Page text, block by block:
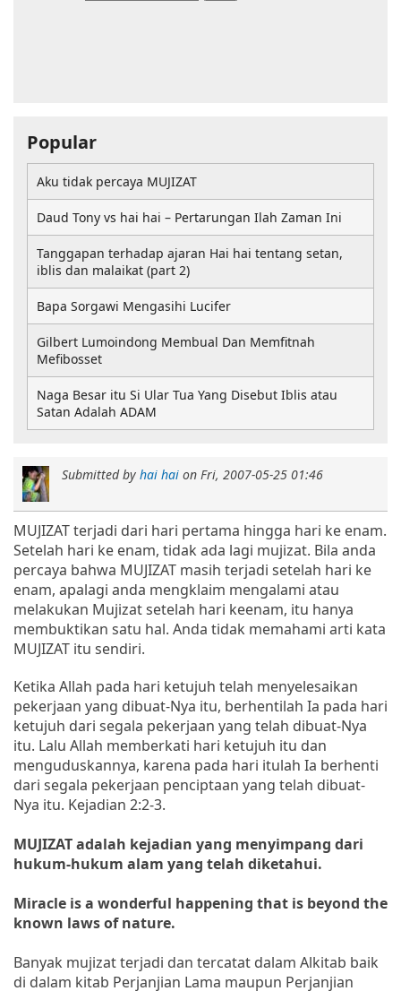
Submitted by hai hai on Fri, 2007-05-25 01:46
MUJIZAT terjadi dari hari pertama hingga hari ke enam.
Setelah hari ke enam, tidak ada lagi mujizat. Bila anda
percaya bahwa MUJIZAT masih terjadi setelah hari ke
enam, apalagi anda mengklaim mengalami atau
melakukan Mujizat setelah hari keenam, itu hanya
membuktikan satu hal. Anda tidak memahami arti kata
MUJIZAT itu sendiri.
Ketika Allah pada hari ketujuh telah menyelesaikan
pekerjaan yang dibuat-Nya itu, berhentilah Ia pada hari
ketujuh dari segala pekerjaan yang telah dibuat-Nya
itu. Lalu Allah memberkati hari ketujuh itu dan
menguduskannya, karena pada hari itulah Ia berhenti
dari segala pekerjaan penciptaan yang telah dibuat-
Nya itu. Kejadian 2:2-3.
MUJIZAT adalah kejadian yang menyimpang dari
hukum-hukum alam yang telah diketahui.
Miracle is a wonderful happening that is beyond the
known laws of nature.
Banyak mujizat terjadi dan tercatat dalam Alkitab baik
di dalam kitab Perjanjian Lama maupun Perjanjian
Popular
Aku tidak percaya MUJIZAT
Daud Tony vs hai hai – Pertarungan Ilah Zaman Ini
Tanggapan terhadap ajaran Hai hai tentang setan,
iblis dan malaikat (part 2)
Bapa Sorgawi Mengasihi Lucifer
Gilbert Lumoindong Membual Dan Memfitnah
Mefibosset
Naga Besar itu Si Ular Tua Yang Disebut Iblis atau
Satan Adalah ADAM